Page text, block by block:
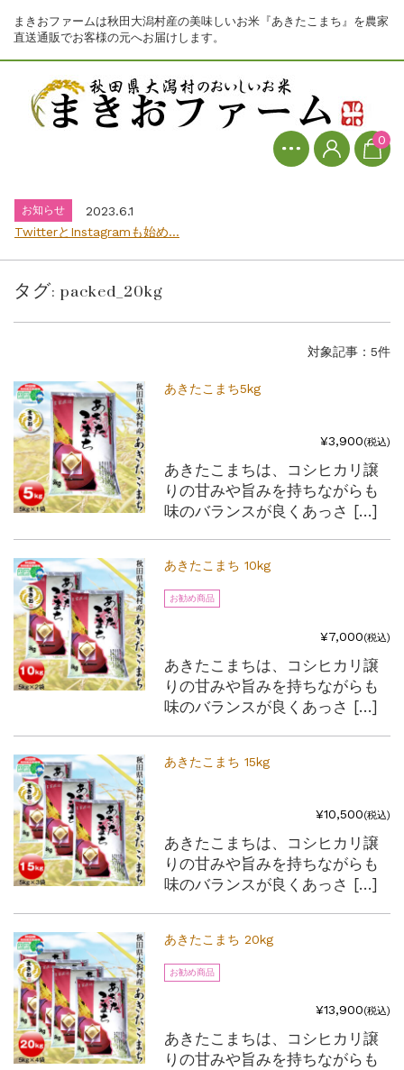
まきおファームは秋田大潟村産の美味しいお米『あきたこまち』を農家
直送通販でお客様の元へお届けします。
0
お知らせ
2023.6.1
お知らせ
2023.6.1
TwitterとInstagramも始め...
お知らせ
2023.6.1
タグ:packed_20kg
対象記事：5件
あきたこまち5kg
¥3,900(税込)
あきたこまちは、コシヒカリ譲
りの甘みや旨みを持ちながらも
味のバランスが良くあっさ […]
あきたこまち 10kg
お勧め商品
¥7,000(税込)
あきたこまちは、コシヒカリ譲
りの甘みや旨みを持ちながらも
味のバランスが良くあっさ […]
あきたこまち 15kg
¥10,500(税込)
あきたこまちは、コシヒカリ譲
りの甘みや旨みを持ちながらも
味のバランスが良くあっさ […]
あきたこまち 20kg
お勧め商品
¥13,900(税込)
あきたこまちは、コシヒカリ譲
りの甘みや旨みを持ちながらも